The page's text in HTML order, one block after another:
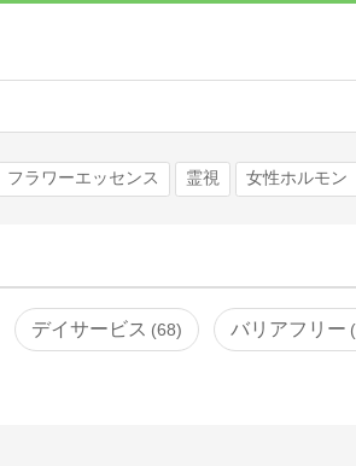
フラワーエッセンス 霊視 女性ホルモン
デイサービス 68 バリアフリー